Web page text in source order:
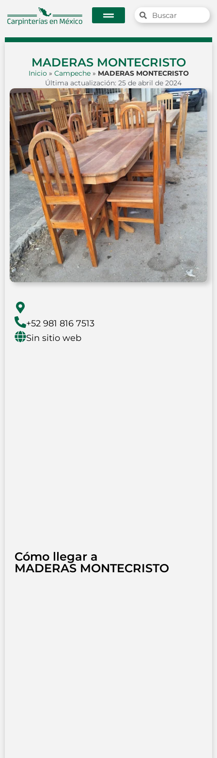
MADERAS MONTECRISTO
Inicio» Campeche» MADERAS MONTECRISTO
Última actualización: 25 de abril de 2024
+52 981 816 7513
Sin sitio web
Cómo llegar a
MADERAS MONTECRISTO